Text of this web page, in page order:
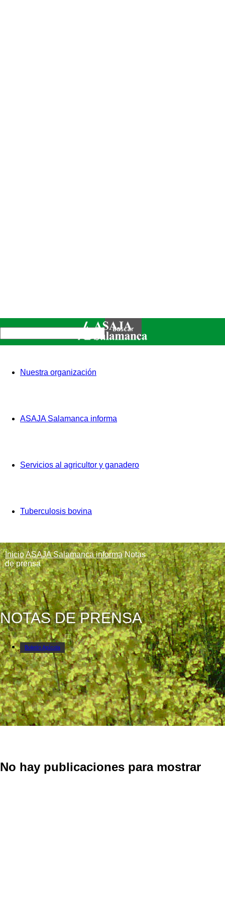
Nuestra organización
ASAJA Salamanca informa
Servicios al agricultor y ganadero
Tuberculosis bovina
InicioASAJA Salamanca informa Notas
de prensa
NOTAS DE PRENSA
Boletín Apícola
No hay publicaciones para mostrar